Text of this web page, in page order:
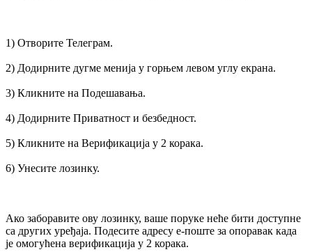
1) Отворите Телеграм.
2) Додирните дугме менија у горњем левом углу екрана.
3) Кликните на Подешавања.
4) Додирните Приватност и безбедност.
5) Кликните на Верификација у 2 корака.
6) Унесите лозинку.
Ако заборавите ову лозинку, ваше поруке неће бити доступне
са других уређаја. Подесите адресу е-поште за опоравак када
је омогућена верификација у 2 корака.